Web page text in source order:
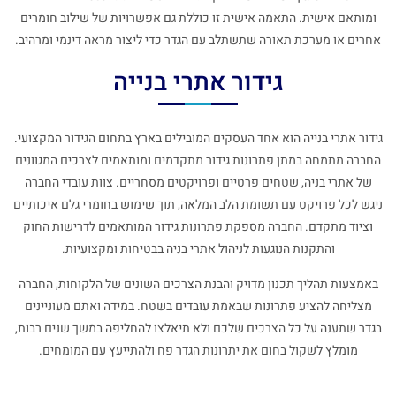
ומותאם אישית. התאמה אישית זו כוללת גם אפשרויות של שילוב חומרים
אחרים או מערכת תאורה שתשתלב עם הגדר כדי ליצור מראה דינמי ומרהיב.
גידור אתרי בנייה
גידור אתרי בנייה הוא אחד העסקים המובילים בארץ בתחום הגידור המקצועי.
החברה מתמחה במתן פתרונות גידור מתקדמים ומותאמים לצרכים המגוונים
של אתרי בניה, שטחים פרטיים ופרויקטים מסחריים. צוות עובדי החברה
ניגש לכל פרויקט עם תשומת הלב המלאה, תוך שימוש בחומרי גלם איכותיים
וציוד מתקדם. החברה מספקת פתרונות גידור המותאמים לדרישות החוק
והתקנות הנוגעות לניהול אתרי בניה בבטיחות ומקצועיות.
באמצעות תהליך תכנון מדויק והבנת הצרכים השונים של הלקוחות, החברה
מצליחה להציע פתרונות שבאמת עובדים בשטח. במידה ואתם מעוניינים
בגדר שתענה על כל הצרכים שלכם ולא תיאלצו להחליפה במשך שנים רבות,
מומלץ לשקול בחום את יתרונות הגדר פח ולהתייעץ עם המומחים.